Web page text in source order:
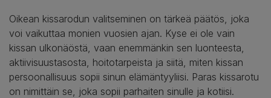
Oikean kissarodun valitseminen on tärkeä päätös, joka
voi vaikuttaa monien vuosien ajan. Kyse ei ole vain
kissan ulkonäöstä, vaan enemmänkin sen luonteesta,
aktiivisuustasosta, hoitotarpeista ja siitä, miten kissan
persoonallisuus sopii sinun elämäntyyliisi. Paras kissarotu
on nimittäin se, joka sopii parhaiten sinulle ja kotiisi.